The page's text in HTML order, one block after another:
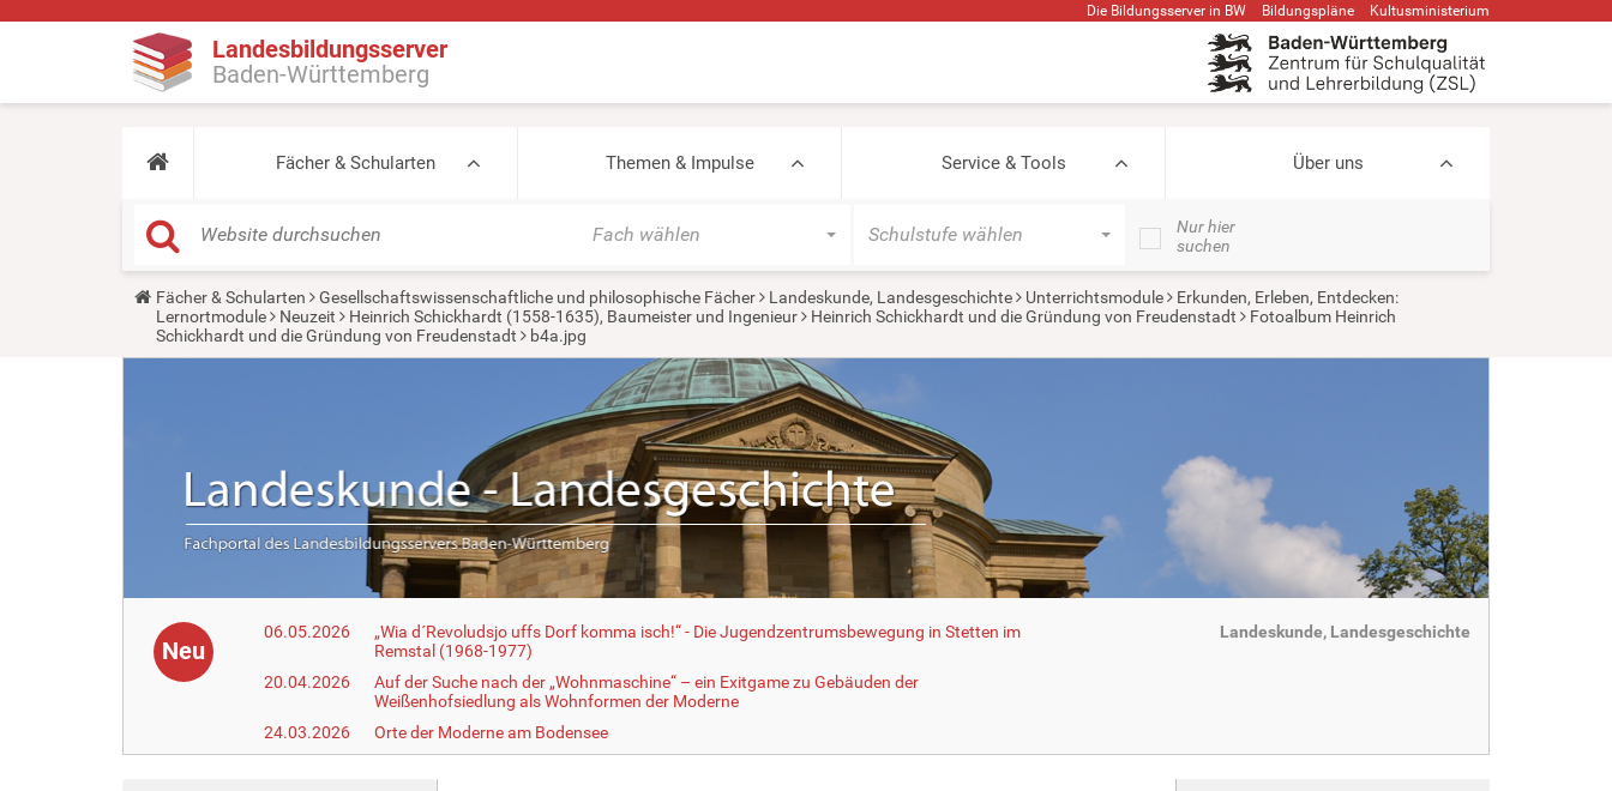
Die Bildungsserver in BW Bildungspläne Kultusministerium
Landesbildungsserver
Baden-Württemberg
Fächer & Schularten Themen & Impulse Service & Tools Über uns
Fach wählen Schulstufe wählen
Nur hier
suchen
Y
a
Fächer & Schularten Gesellschaftswissenschaftliche und philosophische Fächer Landeskunde, Landesgeschichte Unterrichtsmodule
Erkunden, Erleben, Entdecken:
Lernortmodule
Neuzeit Heinrich Schickhardt (1558-1635), Baumeister und Ingenieur Heinrich Schickhardt und die Gründung von Freudenstadt
Fotoalbum Heinrich
Schickhardt und die Gründung von Freudenstadt
b4a.jpg
Neu
06.05.2026
„Wia d´Revoludsjo uffs Dorf komma isch!“ - Die Jugendzentrumsbewegung in Stetten im
Remstal (1968-1977)
20.04.2026
Auf der Suche nach der „Wohnmaschine“ – ein Exitgame zu Gebäuden der
Weißenhofsiedlung als Wohnformen der Moderne
24.03.2026
Orte der Moderne am Bodensee
Landeskunde, Landesgeschichte